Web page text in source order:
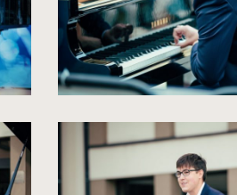
spowoduje
powiększenie
zdjęcia
rozmiarów